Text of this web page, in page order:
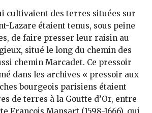
cultivaient des terres situées sur
Lazare étaient tenus, sous peine
de faire presser leur raisin au
situé le long du chemin des
chemin Marcadet. Ce pressoir
dans les archives « pressoir aux
bourgeois parisiens étaient
de terres à la Goutte d’Or, entre